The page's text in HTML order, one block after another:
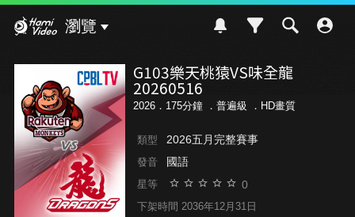
瀏覽
G103樂天桃猿VS味全龍
20260516
2026．175分鐘 ． 普遍級 ．HD畫質
類型 2026五月完整賽事
發音 國語
星等 0
下架時間 2036年12月31日